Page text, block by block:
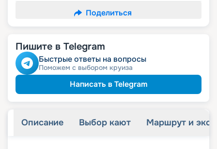
Поделиться
Пишите в Telegram
Быстрые ответы на вопросы
Поможем с выбором круиза
Написать в Telegram
Описание Выбор кают Маршрут и